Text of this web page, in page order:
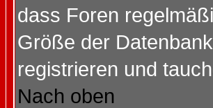
dass Foren
Größe der
registrieren und
Nach oben